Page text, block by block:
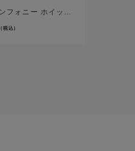
ージュ)
フォニー ホイップクリップ2個セッ
(税込)
ーン バンスクリップ(ブラック)
(税込)
ボン バナナクリップ(ネイビー)
(税込)
ス)
ネイチャー フレンチコーム(ピンク)
(税込)
ジュエル ハーフスティック(オレン
(税込)
ミュレット ポニー(ペリドット)
(税込)
ック)
グラデーション ヘアバンド(レッド)
(税込)
シャイン バレッタ (ローズミックス
(税込)
トミニピン(グレーミックス)
込)